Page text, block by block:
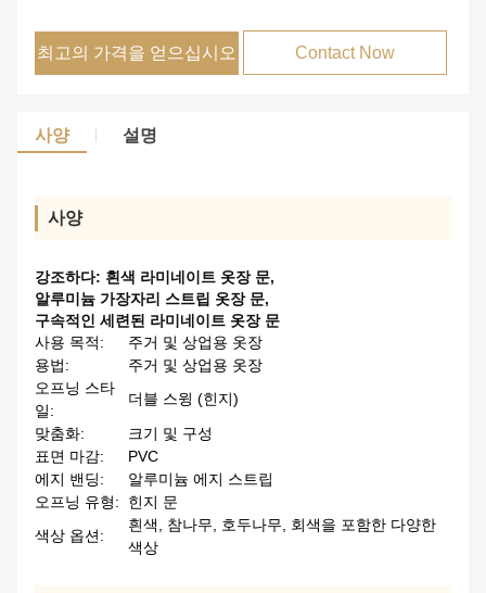
최고의 가격을 얻으십시오 Contact Now
사양 설명
사양
강조하다: 흰색 라미네이트 옷장 문,
알루미늄 가장자리 스트립 옷장 문,
구속적인 세련된 라미네이트 옷장 문
사용 목적:
주거 및 상업용 옷장
용법:
주거 및 상업용 옷장
오프닝 스타
일:
더블 스윙 (힌지)
맞춤화:
크기 및 구성
표면 마감:
PVC
에지 밴딩:
알루미늄 에지 스트립
오프닝 유형:
힌지 문
색상 옵션:
흰색, 참나무, 호두나무, 회색을 포함한 다양한
색상